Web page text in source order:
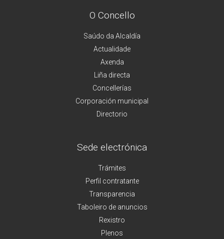
O Concello
Saúdo da Alcaldía
Actualidade
Axenda
Liña directa
Concellerías
Corporación municipal
Directorio
Sede electrónica
Trámites
Perfil contratante
Transparencia
Taboleiro de anuncios
Rexistro
Plenos